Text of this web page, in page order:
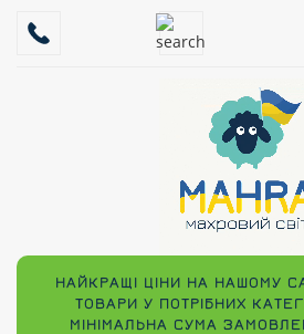
НАЙКРАЩІ ЦІНИ НА НАШОМУ
ТОВАРИ У ПОТРІБНИХ
МІНІМАЛЬНА СУМА